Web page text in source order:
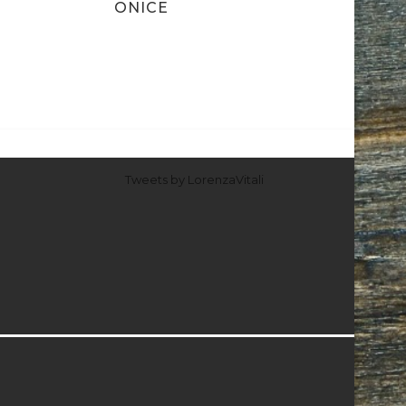
ONICE
Tweets by LorenzaVitali